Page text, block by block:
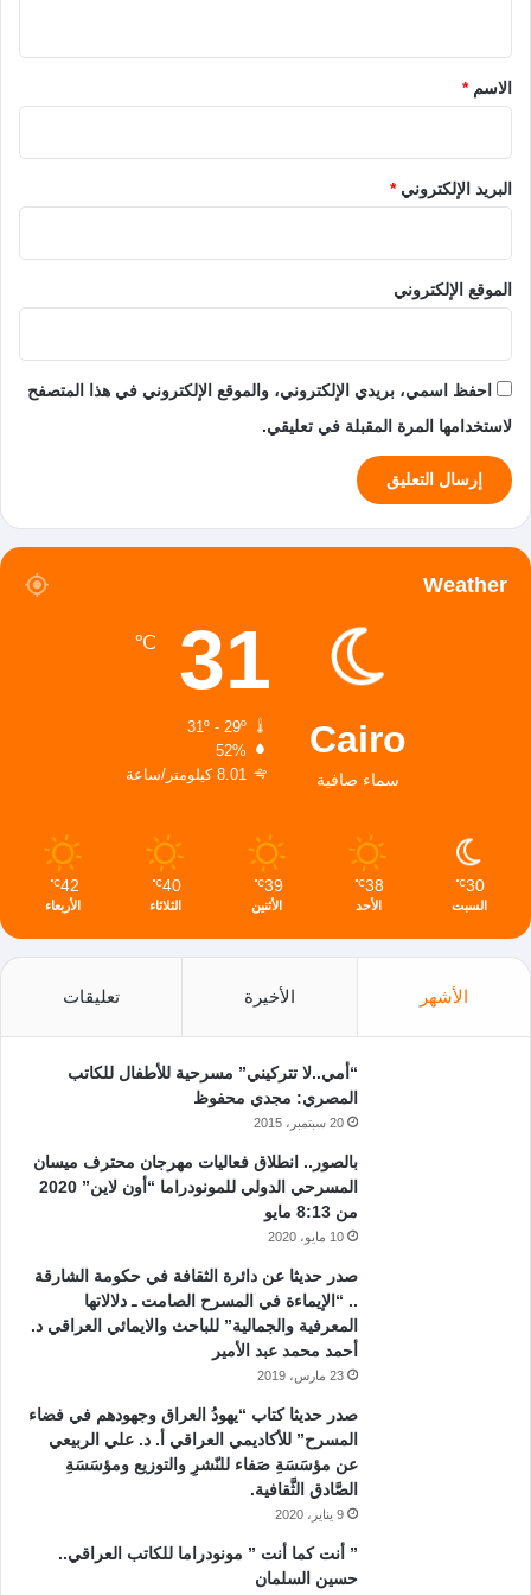
*الاسم*
البريد الإلكتروني*
الموقع الإلكتروني
احفظ اسمي، بريدي الإلكتروني، والموقع الإلكتروني في هذا المتصفح
لاستخدامها المرة المقبلة في تعليقي.
Weather
Cairo
سماء صافية
31
℃
31º - 29º
52%
8.01 كيلومتر/ساعة
30
℃
السبت
38
℃
الأحد
39
℃
الأثنين
40
℃
الثلاثاء
42
℃
الأربعاء
الأشهر الأخيرة تعليقات
“أمي..لا تتركيني” مسرحية للأطفال للكاتب
المصري: مجدي محفوظ
20 سبتمبر، 2015
بالصور.. انطلاق فعاليات مهرجان محترف ميسان
المسرحي الدولي للمونودراما “أون لاين” 2020
من 8:13 مايو
10 مايو، 2020
صدر حديثا عن دائرة الثقافة في حكومة الشارقة
.. “الإيماءة في المسرح الصامت ـ دلالاتها
المعرفية والجمالية” للباحث والايمائي العراقي د.
أحمد محمد عبد الأمير
23 مارس، 2019
صدر حديثا كتاب “يهودُ العراق وجهودهم في فضاء
المسرح” للأكاديمي العراقي أ. د. علي الربيعي
عن مؤسَسَةِ صَفاء للنّشرِ والتوزيع ومؤسَسَةِ
الصَّادق الثَّقافية.
9 يناير، 2020
” أنت كما أنت ” مونودراما للكاتب العراقي..
حسين السلمان